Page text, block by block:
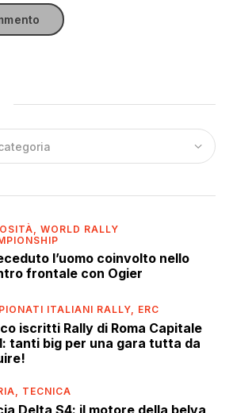
WORLD RALLY
l’uomo coinvolto nello
frontale con Ogier
ITALIANI RALLY, ERC
iscritti Rally di Roma Capitale
tanti big per una gara tutta da
TECNICA
Delta S4: il motore della belva